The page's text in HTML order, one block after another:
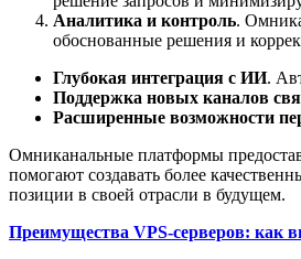
Аналитика и контроль.
обоснованные решения и
Глубокая интеграция с ИИ.
Поддержка новых каналов
Расширенные возможности
Омниканальные платформы
помогают создавать более
позиции в своей отрасли в будущем.
Преимущества VPS-серверов: как